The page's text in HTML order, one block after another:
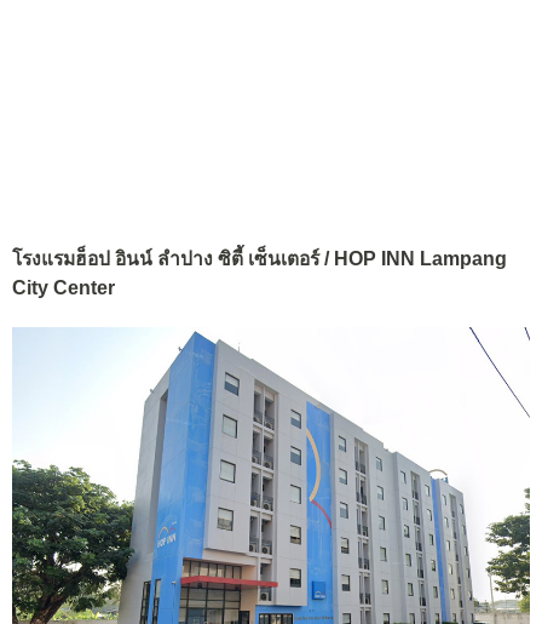
โรงแรมฮ็อป อินน์ ลำปาง ซิตี้ เซ็นเตอร์ / HOP INN Lampang
City Center